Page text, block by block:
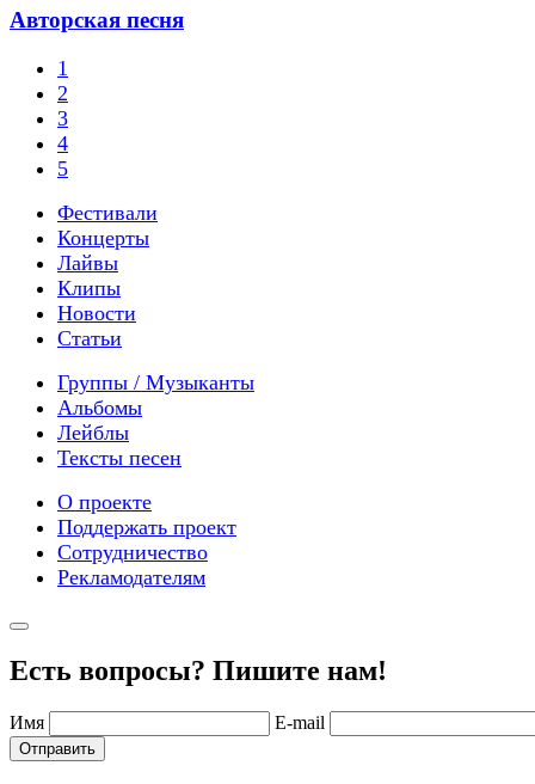
Авторская песня
1
2
3
4
5
Фестивали
Концерты
Лайвы
Клипы
Новости
Статьи
Группы / Музыканты
Альбомы
Лейблы
Тексты песен
О проекте
Поддержать проект
Сотрудничество
Рекламодателям
Есть вопросы? Пишите нам!
Имя E-mail